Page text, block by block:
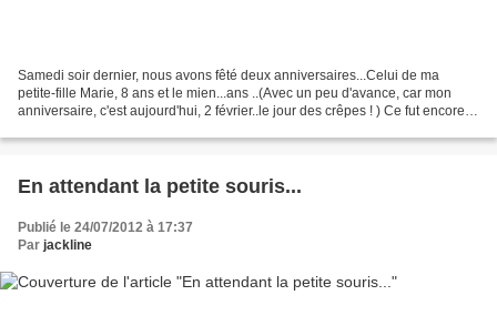
Samedi soir dernier, nous avons fêté deux anniversaires...Celui de ma
petite-fille Marie, 8 ans et le mien...ans ..(Avec un peu d'avance, car mon
anniversaire, c'est aujourd'hui, 2 février..le jour des crêpes ! ) Ce fut encore
En attendant la petite souris...
Publié le 24/07/2012 à 17:37
Par jackline